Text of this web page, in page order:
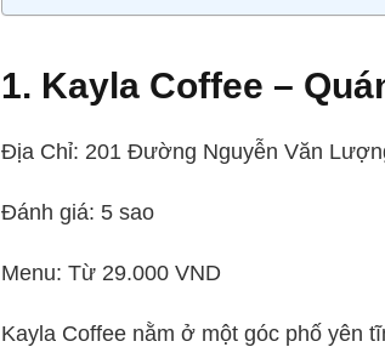
1. Kayla Coffee –
Địa Chỉ: 201 Đường Nguyễn Văn
Đánh giá: 5 sao
Menu: Từ 29.000 VND
Kayla Coffee nằm ở một góc phố yên